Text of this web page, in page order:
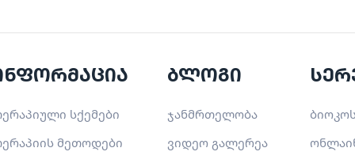
სქემები
მეთოდები
ბლოგი
ჯანმრთელობა
ვიდეო გალერეა